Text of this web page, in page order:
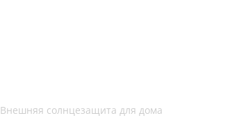
Внешняя солнцезащита для дома